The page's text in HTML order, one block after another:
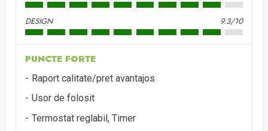
DESIGN 9.3/10
PUNCTE FORTE
Raport calitate/pret avantajos
Usor de folosit
Termostat reglabil, Timer